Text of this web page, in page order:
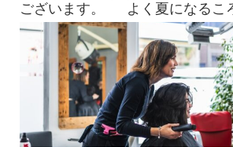
ございます。 よく夏になるこ
たらどうなのよって言っ